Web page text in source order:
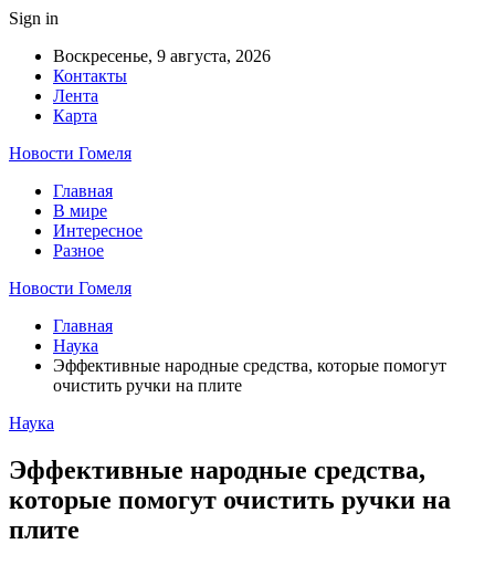
Sign in
Воскресенье, 9 августа, 2026
Контакты
Лента
Карта
Новости Гомеля
Главная
В мире
Интересное
Разное
Новости Гомеля
Главная
Наука
Эффективные народные средства, которые помогут
очистить ручки на плите
Наука
Эффективные народные средства,
которые помогут очистить ручки на
плите